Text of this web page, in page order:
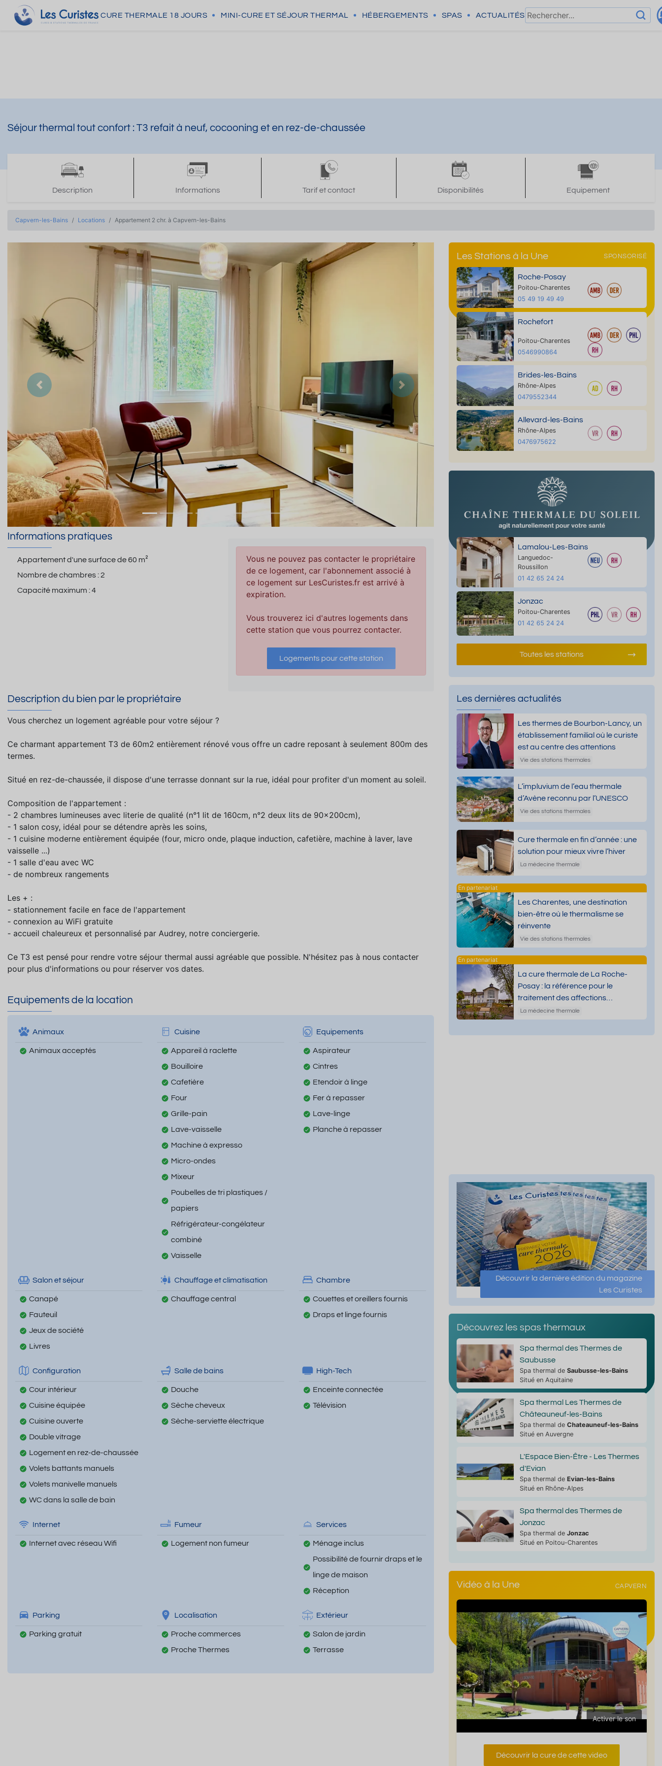
CURE THERMALE 18 JOURS MINI-CURE ET SÉJOUR THERMAL HÉBERGEMENTS SPAS ACTUALITÉS
Séjour thermal tout confort : T3 refait à neuf, cocooning et en rez-de-chaussée
Description Informations Tarif et contact Disponibilités Equipement
Capvern-les-Bains Locations Appartement 2 chr. à Capvern-les-Bains
Précedent Suivant
Informations pratiques
Appartement d'une surface de60 m²
Nombre de chambres :2
Capacité maximum :4
Vous ne pouvez pas contacter le propriétaire
de ce logement, car l'abonnement associé à
ce logement sur LesCuristes.fr est arrivé à
expiration.
Vous trouverez ici d'autres logements dans
cette station que vous pourrez contacter.
Logements pour cette station
Description du bien par le propriétaire
Vous cherchez un logement agréable pour votre séjour ?
Ce charmant appartement T3 de 60m2 entièrement rénové vous offre un cadre reposant à seulement 800m des
termes.
Situé en rez-de-chaussée, il dispose d'une terrasse donnant sur la rue, idéal pour profiter d'un moment au soleil.
Composition de l'appartement :
- 2 chambres lumineuses avec literie de qualité (n°1 lit de 160cm, n°2 deux lits de 90x200cm),
- 1 salon cosy, idéal pour se détendre après les soins,
- 1 cuisine moderne entièrement équipée (four, micro onde, plaque induction, cafetière, machine à laver, lave
vaisselle ...)
- 1 salle d'eau avec WC
- de nombreux rangements
Les + :
- stationnement facile en face de l'appartement
- connexion au WiFi gratuite
- accueil chaleureux et personnalisé par Audrey, notre conciergerie.
Ce T3 est pensé pour rendre votre séjour thermal aussi agréable que possible. N'hésitez pas à nous contacter
pour plus d'informations ou pour réserver vos dates.
Equipements de la location
Animaux
Animaux acceptés
Cuisine
Appareil à raclette
Bouilloire
Cafetière
Four
Grille-pain
Lave-vaisselle
Machine à expresso
Micro-ondes
Mixeur
Poubelles de tri plastiques /
papiers
Réfrigérateur-congélateur
combiné
Vaisselle
Equipements
Aspirateur
Cintres
Etendoir à linge
Fer à repasser
Lave-linge
Planche à repasser
Salon et séjour
Canapé
Fauteuil
Jeux de société
Livres
Chauffage et climatisation
Chauffage central
Chambre
Couettes et oreillers fournis
Draps et linge fournis
Configuration
Cour intérieur
Cuisine équipée
Cuisine ouverte
Double vitrage
Logement en rez-de-chaussée
Volets battants manuels
Volets manivelle manuels
WC dans la salle de bain
Salle de bains
Douche
Sèche cheveux
Sèche-serviette électrique
High-Tech
Enceinte connectée
Télévision
Internet
Internet avec réseau Wifi
Fumeur
Logement non fumeur
Services
Ménage inclus
Possibilité de fournir draps et le
linge de maison
Réception
Parking
Parking gratuit
Localisation
Proche commerces
Proche Thermes
Extérieur
Salon de jardin
Terrasse
Les Stations à la Une SPONSORISÉ
Roche-Posay
Poitou-Charentes
05 49 19 49 49
Rochefort
Poitou-Charentes
0546990864
Brides-les-Bains
Rhône-Alpes
0479552344
Allevard-les-Bains
Rhône-Alpes
0476975622
Lamalou-Les-Bains
Languedoc-
Roussillon
01 42 65 24 24
Jonzac
Poitou-Charentes
01 42 65 24 24
Toutes les stations
Les dernières actualités
Les thermes de Bourbon-Lancy, un
établissement familial où le curiste
est au centre des attentions
Vie des stations thermales
L’impluvium de l’eau thermale
d’Avène reconnu par l’UNESCO
Vie des stations thermales
Cure thermale en fin d’année : une
solution pour mieux vivre l’hiver
La médecine thermale
Les Charentes, une destination
bien-être où le thermalisme se
réinvente
Vie des stations thermales
La cure thermale de La Roche-
Posay : la référence pour le
traitement des affections
dermatologiques
La médecine thermale
Découvrir la dernière édition du magazine
Les Curistes
Découvrez les spas thermaux
Spa thermal des Thermes de
Saubusse
Spa thermal de Saubusse-les-Bains
Situé en Aquitaine
Spa thermal Les Thermes de
Châteauneuf-les-Bains
Spa thermal de Chateauneuf-les-Bains
Situé en Auvergne
L'Espace Bien-Être - Les Thermes
d'Evian
Spa thermal de Evian-les-Bains
Situé en Rhône-Alpes
Spa thermal des Thermes de
Jonzac
Spa thermal de Jonzac
Situé en Poitou-Charentes
Vidéo à la Une CAPVERN
Activer le son
Découvrir la cure de cette video